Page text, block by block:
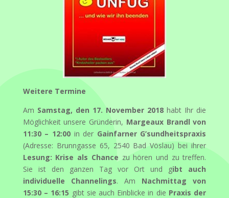
Weitere Termine
Am Samstag, den 17. November 2018 habt Ihr die
Möglichkeit unsere Gründerin, Margeaux Brandl von
11:30 – 12:00in der Gainfarner G’sundheitspraxis
(Adresse: Brunngasse 65, 2540 Bad Vöslau) bei ihrer
Lesung: Krise als Chance zu hören und zu treffen.
Sie ist den ganzen Tag vor Ort und gibt auch
individuelle Channelings. Am Nachmittag von
15:30 – 16:15 gibt sie auch Einblicke in die Praxis der